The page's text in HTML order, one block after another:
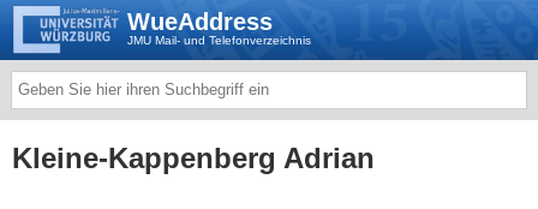
WueAddress
JMU Mail- und Telefonverzeichnis
Kleine-Kappenberg Adrian